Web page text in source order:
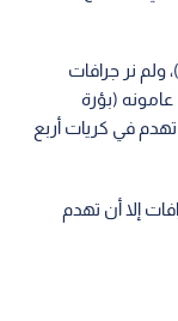
نر جرافات
(بؤرة
في كريات أربع
إلا أن تهدم